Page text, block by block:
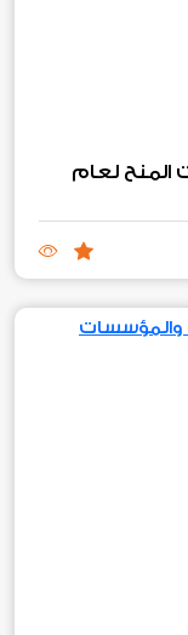
لعام